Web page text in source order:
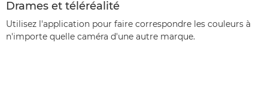
Drames et téléréalité
Utilisez l'application pour faire correspondre les couleurs à
n'importe quelle caméra d'une autre marque.